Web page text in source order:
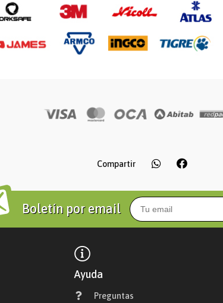
Compartir
Boletín por email
Ayuda
Preguntas